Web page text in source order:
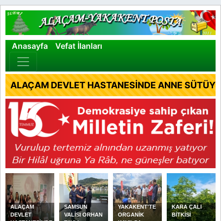
Anasayfa Vefat İlanları
ALAÇAM DEVLET HASTANESİNDE ANNE
ALAÇAM
DEVLET
SAMSUN
VALİSİ ORHAN
YAKAKENT'TE
ORGANİK
KARA ÇALI
BİTKİSİ
×